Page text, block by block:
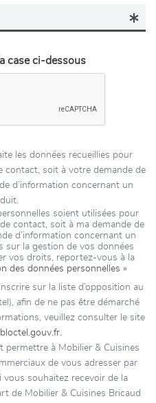
case ci-dessous
les données recueillies pour
contact, soit à votre demande de
d’information concernant un
soient utilisées pour
contact, soit à ma demande de
d’information concernant un
sur la gestion de vos données
vos droits, reportez-vous à la
des données personnelles »
sur la liste d’opposition au
afin de ne pas être démarché
veuillez consulter le site
.
permettre à Mobilier & Cuisines
de vous adresser par
vous souhaitez recevoir de la
de Mobilier & Cuisines Bricaud